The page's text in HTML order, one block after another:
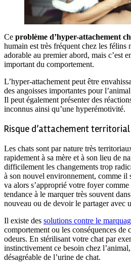
Ce problème d’hyper-attachement
humain est très fréquent chez les félins
adorable au premier abord, mais c’est
important du comportement.
L’hyper-attachement peut être
des angoisses importantes pour
Il peut également présenter des
inconnus ainsi qu’une hyperémotivité.
Risque d’attachement
Les chats sont par nature très
rapidement à sa mère et à son lieu de
difficilement les changements trop
à son nouvel environnement, comme il
va alors s’approprié votre foyer
tendance à le marquer très souvent
nouveau ou de devoir le partager avec
Il existe des solutions contre le
comportement ou les conséquences de
odeurs. En stérilisant votre chat par
instinctivement ce besoin chez
désagréable de l’urine de chat.